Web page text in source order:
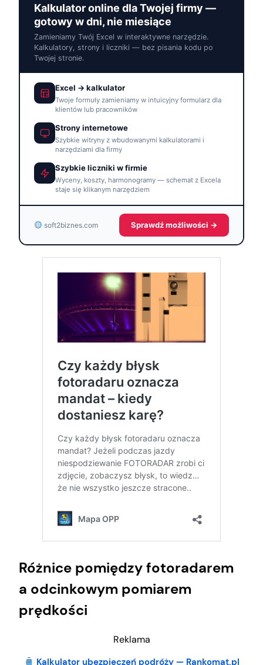
Kalkulator online dla Twojej firmy —
gotowy w dni, nie miesiące
Zamieniamy Twój Excel w interaktywne narzędzie.
Kalkulatory, strony i liczniki — bez pisania kodu po
Twojej stronie.
Excel → kalkulator
Twoje formuły zamieniamy w intuicyjny formularz dla
klientów lub pracowników
Strony internetowe
Szybkie witryny z wbudowanymi kalkulatorami i
narzędziami dla firmy
Szybkie liczniki w firmie
Wyceny, koszty, harmonogramy — schemat z Excela
staje się klikanym narzędziem
soft2biznes.com Sprawdź możliwości →
Różnice pomiędzy fotoradarem
a odcinkowym pomiarem
prędkości
Reklama
Kalkulator ubezpieczeń podróży — Rankomat.pl